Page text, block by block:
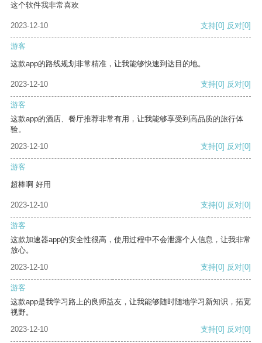
这个软件我非常喜欢
2023-12-10 支持[0] 反对[0]
游客
这款app的路线规划非常精准，让我能够快速到达目的地。
2023-12-10 支持[0] 反对[0]
游客
这款app的酒店、餐厅推荐非常有用，让我能够享受到高品质的旅行体
验。
2023-12-10
支持[0] 反对[0]
游客
超棒啊 好用
2023-12-10 支持[0] 反对[0]
游客
这款加速器app的安全性很高，使用过程中不会泄露个人信息，让我非常
放心。
2023-12-10
支持[0] 反对[0]
游客
这款app是我学习路上的良师益友，让我能够随时随地学习新知识，拓宽
视野。
2023-12-10
支持[0] 反对[0]